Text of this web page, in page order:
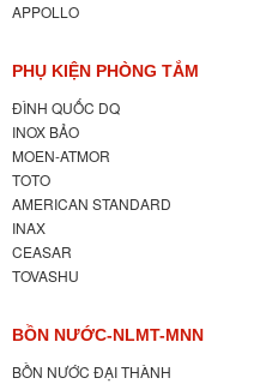
APPOLLO
PHỤ KIỆN PHÒNG TẮM
ĐÌNH QUỐC DQ
INOX BẢO
MOEN-ATMOR
TOTO
AMERICAN STANDARD
INAX
CEASAR
TOVASHU
BỒN NƯỚC-NLMT-MNN
BỒN NƯỚC ĐẠI THÀNH